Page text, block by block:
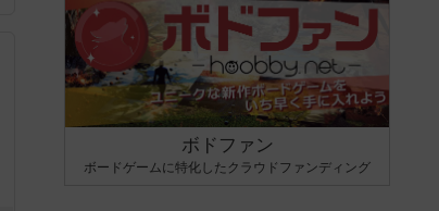
ボドファン
ボードゲームに特化したクラウドファンディング